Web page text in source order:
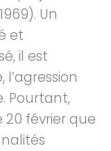
Un
et
il est
Pourtant,
février que